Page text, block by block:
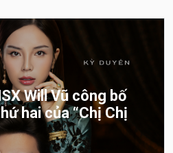
Will Vũ công bố
hai của “Chị Chị